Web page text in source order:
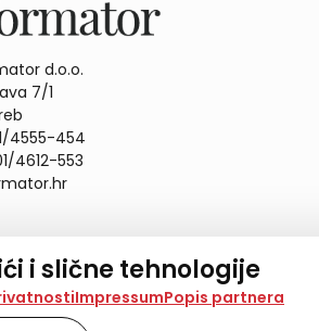
i slične tehnologije
stranici koristimo kolačiće i slične
promet na stranici te prikazujemo
ImpressumPopis partnera
d.o.o.
7/1
4555-454
4612-553